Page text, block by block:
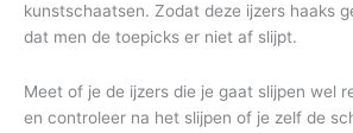
kunstschaatsen. Zodat deze ijzers haaks
dat men de toepicks er niet af slijpt.
Meet of je de ijzers die je gaat slijpen wel
en controleer na het slijpen of je zelf de